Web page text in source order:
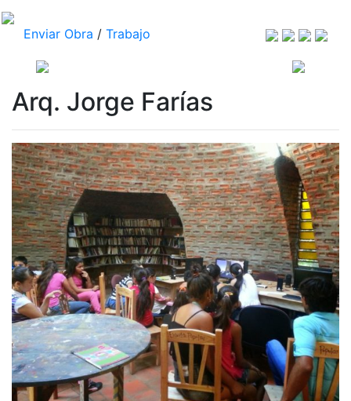
Enviar Obra / Trabajo
Arq. Jorge Farías